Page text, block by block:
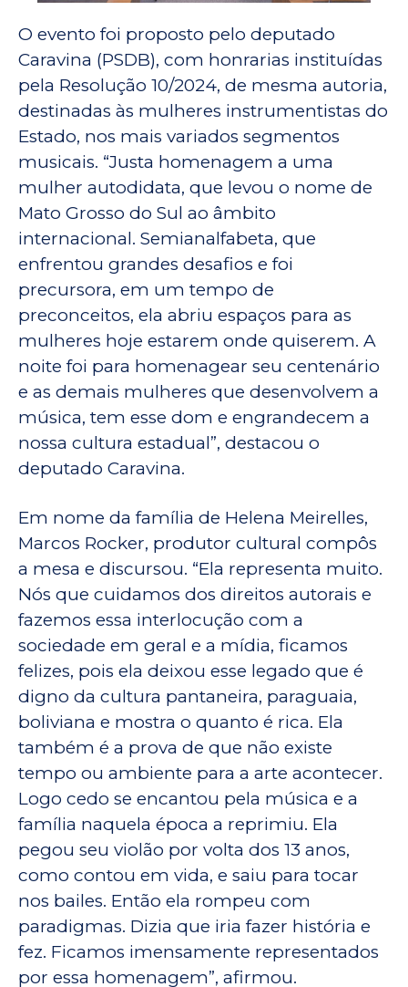
O evento foi proposto pelo deputado
Caravina (PSDB), com honrarias instituídas
pela Resolução 10/2024, de mesma autoria,
destinadas às mulheres instrumentistas do
Estado, nos mais variados segmentos
musicais. “Justa homenagem a uma
mulher autodidata, que levou o nome de
Mato Grosso do Sul ao âmbito
internacional. Semianalfabeta, que
enfrentou grandes desafios e foi
precursora, em um tempo de
preconceitos, ela abriu espaços para as
mulheres hoje estarem onde quiserem. A
noite foi para homenagear seu centenário
e as demais mulheres que desenvolvem a
música, tem esse dom e engrandecem a
nossa cultura estadual”, destacou o
deputado Caravina.
Em nome da família de Helena Meirelles,
Marcos Rocker, produtor cultural compôs
a mesa e discursou. “Ela representa muito.
Nós que cuidamos dos direitos autorais e
fazemos essa interlocução com a
sociedade em geral e a mídia, ficamos
felizes, pois ela deixou esse legado que é
digno da cultura pantaneira, paraguaia,
boliviana e mostra o quanto é rica. Ela
também é a prova de que não existe
tempo ou ambiente para a arte acontecer.
Logo cedo se encantou pela música e a
família naquela época a reprimiu. Ela
pegou seu violão por volta dos 13 anos,
como contou em vida, e saiu para tocar
nos bailes. Então ela rompeu com
paradigmas. Dizia que iria fazer história e
fez. Ficamos imensamente representados
por essa homenagem”, afirmou.